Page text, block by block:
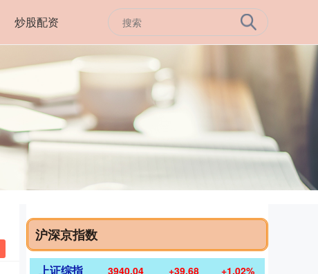
炒股配资
沪深京指数
上证综指 3940.04 +39.68 +1.02%